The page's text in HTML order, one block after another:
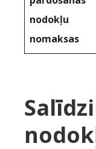
nodokļu
nomaksas